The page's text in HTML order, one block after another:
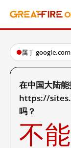
属于 google.com
在中国大陆
https://
吗？
不能